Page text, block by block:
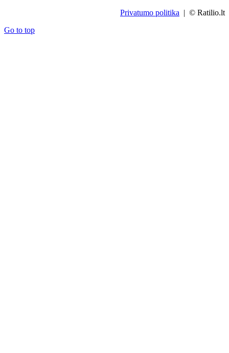
Privatumo politika | © Ratilio.lt
Go to top